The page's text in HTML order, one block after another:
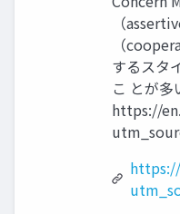
（
（
するスタ
こ とが多
https://